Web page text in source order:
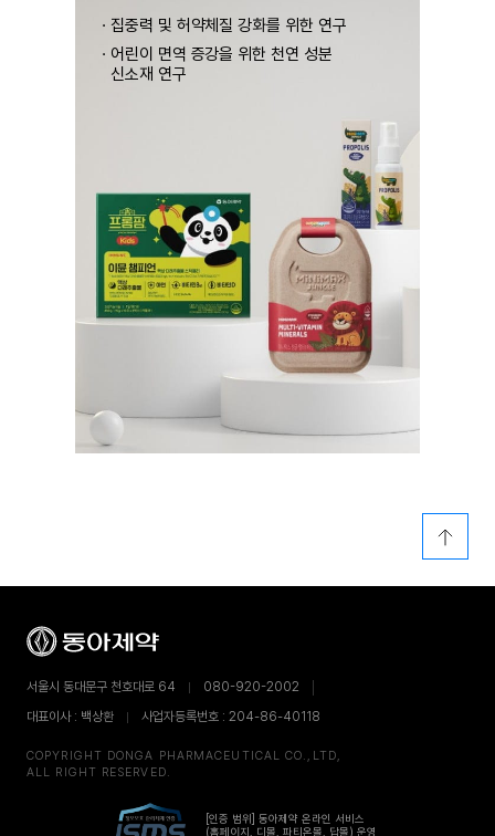
집중력 및 허약체질 강화를 위한 연구
어린이 면역 증강을 위한 천연 성분
신소재 연구
서울시 동대문구 천호대로 64
080-920-2002
대표이사 : 백상환
사업자등록번호 : 204-86-40118
COPYRIGHT DONGA PHARMACEUTICAL CO.,LTD,
ALL RIGHT RESERVED.
[인증 범위] 동아제약 온라인 서비스
(홈페이지, 디몰, 파티온몰, 답몰) 운영